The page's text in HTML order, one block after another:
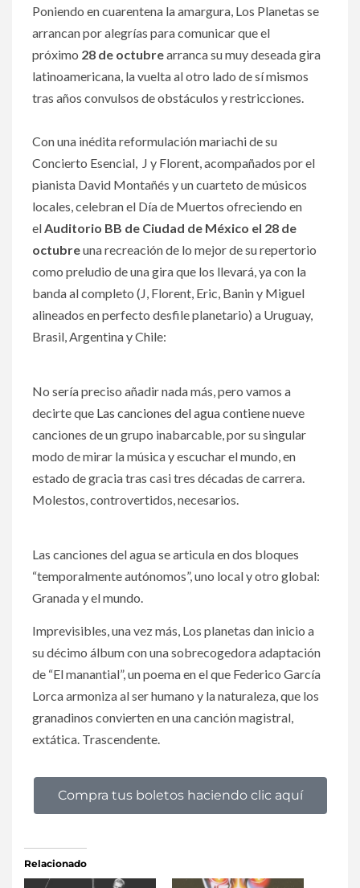
Poniendo en cuarentena la amargura, Los Planetas se
arrancan por alegrías para comunicar que el
próximo 28 de octubrearranca su muy deseada gira
latinoamericana, la vuelta al otro lado de sí mismos
tras años convulsos de obstáculos y restricciones.
Con una inédita reformulación mariachi de su
Concierto Esencial, J y Florent, acompañados por el
pianista David Montañés y un cuarteto de músicos
locales, celebran el Día de Muertos ofreciendo en
elAuditorio BB de Ciudad de México el 28 de
octubreuna recreación de lo mejor de su repertorio
como preludio de una gira que los llevará, ya con la
banda al completo (J, Florent, Eric, Banin y Miguel
alineados en perfecto desfile planetario) a Uruguay,
Brasil, Argentina y Chile:
No sería preciso añadir nada más, pero vamos a
decirte que Las canciones del aguacontiene nueve
canciones de un grupo inabarcable, por su singular
modo de mirar la música y escuchar el mundo, en
estado de gracia tras casi tres décadas de carrera.
Molestos, controvertidos, necesarios.
Las canciones del agua se articula en dos bloques
“temporalmente autónomos”, uno local y otro global:
Granada y el mundo.
Imprevisibles, una vez más, Los planetas dan inicio a
su décimo álbum con una sobrecogedora adaptación
de “El manantial”, un poema en el que Federico García
Lorca armoniza al ser humano y la naturaleza, que los
granadinos convierten en una canción magistral,
extática. Trascendente.
Compra tus boletos haciendo clic aquí
Relacionado